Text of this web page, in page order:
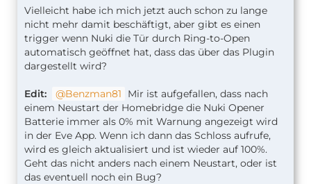
Vielleicht habe ich mich jetzt auch schon zu lange
nicht mehr damit beschäftigt, aber gibt es einen
trigger wenn Nuki die Tür durch Ring-to-Open
automatisch geöffnet hat, dass das über das Plugin
dargestellt wird?
Edit: Benzman81
Mir ist aufgefallen, dass nach
einem Neustart der Homebridge die Nuki Opener
Batterie immer als 0% mit Warnung angezeigt wird
in der Eve App. Wenn ich dann das Schloss aufrufe,
wird es gleich aktualisiert und ist wieder auf 100%.
Geht das nicht anders nach einem Neustart, oder ist
das eventuell noch ein Bug?